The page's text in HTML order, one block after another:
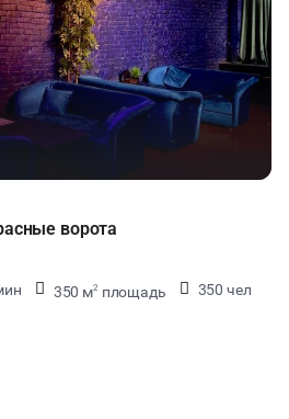
ворота
350 м2 площадь
350 чел